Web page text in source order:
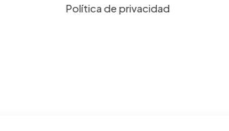
Política de privacidad